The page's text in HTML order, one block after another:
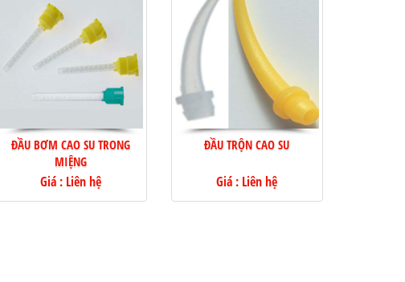
ĐẦU BƠM CAO SU TRONG
MIỆNG
Giá : Liên hệ
ĐẦU TRỘN CAO SU
Giá : Liên hệ